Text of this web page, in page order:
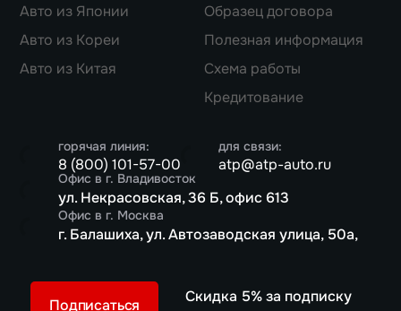
Авто из Японии
Авто из Кореи
Авто из Китая
Образец договора
Полезная информация
Схема работы
Кредитование
горячая линия:
8 (800) 101-57-00
для связи:
atp@atp-auto.ru
Офис в г. Владивосток
ул. Некрасовская, 36 Б, офис 613
Офис в г. Москва
г. Балашиха, ул. Автозаводская улица, 50а,
Скидка 5% за подписку
Подписаться